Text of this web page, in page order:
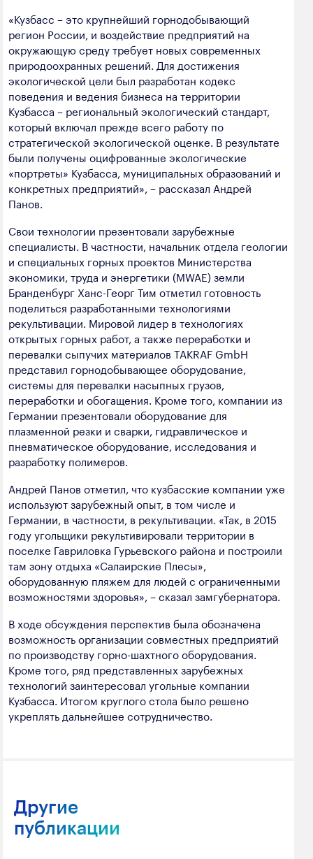
«Кузбасс – это крупнейший горнодобывающий
регион России, и воздействие предприятий на
окружающую среду требует новых современных
природоохранных решений. Для достижения
экологической цели был разработан кодекс
поведения и ведения бизнеса на территории
Кузбасса – региональный экологический стандарт,
который включал прежде всего работу по
стратегической экологической оценке. В результате
были получены оцифрованные экологические
«портреты» Кузбасса, муниципальных образований и
конкретных предприятий», – рассказал Андрей
Панов.
Свои технологии презентовали зарубежные
специалисты. В частности, начальник отдела геологии
и специальных горных проектов Министерства
экономики, труда и энергетики (MWAE) земли
Бранденбург Ханс-Георг Тим отметил готовность
поделиться разработанными технологиями
рекультивации. Мировой лидер в технологиях
открытых горных работ, а также переработки и
перевалки сыпучих материалов TAKRAF GmbH
представил горнодобывающее оборудование,
системы для перевалки насыпных грузов,
переработки и обогащения. Кроме того, компании из
Германии презентовали оборудование для
плазменной резки и сварки, гидравлическое и
пневматическое оборудование, исследования и
разработку полимеров.
Андрей Панов отметил, что кузбасские компании уже
используют зарубежный опыт, в том числе и
Германии, в частности, в рекультивации. «Так, в 2015
году угольщики рекультивировали территории в
поселке Гавриловка Гурьевского района и построили
там зону отдыха «Салаирские Плесы»,
оборудованную пляжем для людей с ограниченными
возможностями здоровья», – сказал замгубернатора.
В ходе обсуждения перспектив была обозначена
возможность организации совместных предприятий
по производству горно-шахтного оборудования.
Кроме того, ряд представленных зарубежных
технологий заинтересовал угольные компании
Кузбасса. Итогом круглого стола было решено
укреплять дальнейшее сотрудничество.
Другие
публикации